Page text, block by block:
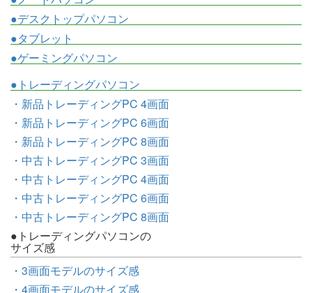
●デスクトップパソコン
●タブレット
●ゲーミングパソコン
●トレーディングパソコン
・新品トレーディングPC 4画面
・新品トレーディングPC 6画面
・新品トレーディングPC 8画面
・中古トレーディングPC 3画面
・中古トレーディングPC 4画面
・中古トレーディングPC 6画面
・中古トレーディングPC 8画面
●トレーディングパソコンの
サイズ感
・3画面モデルのサイズ感
・4画面モデルのサイズ感